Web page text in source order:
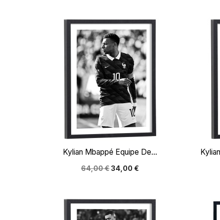
Aperçu rapide
Kylian Mbappé Equipe De...
64,00 €34,00 €